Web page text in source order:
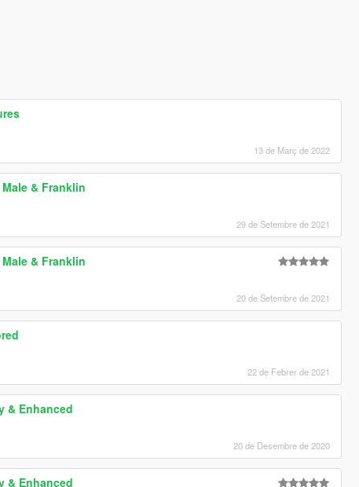
13 de Març de 2022
& Franklin
29 de Setembre de 2021
& Franklin
20 de Setembre de 2021
22 de Febrer de 2021
& Enhanced
20 de Desembre de 2020
& Enhanced